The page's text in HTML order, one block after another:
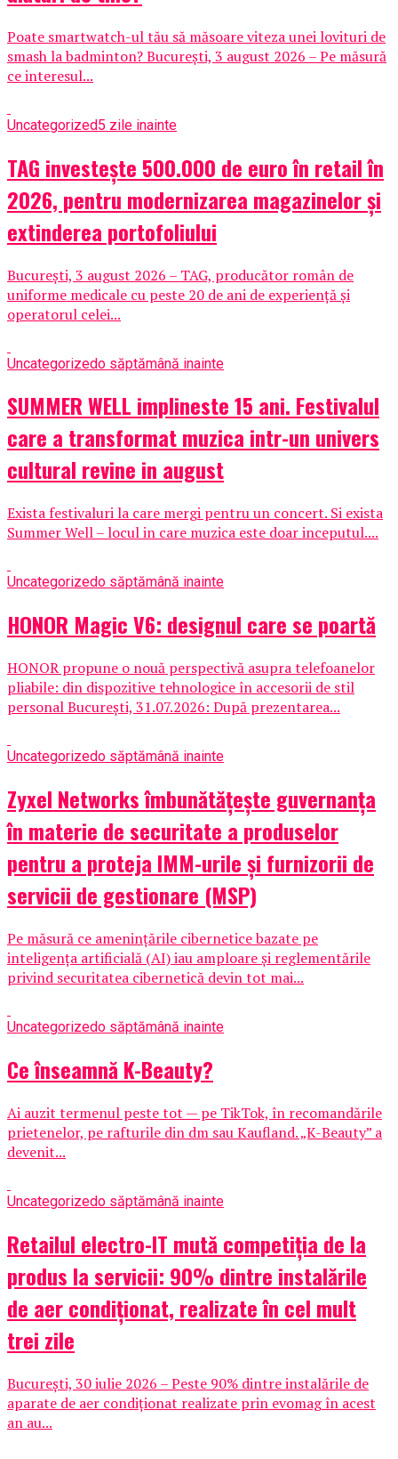
Poate smartwatch-ul tău să măsoare viteza unei lovituri de
smash la badminton? București, 3 august 2026 – Pe măsură
ce interesul...
Uncategorized5 zile inainte
TAG investește 500.000 de euro în retail în
2026, pentru modernizarea magazinelor și
extinderea portofoliului
București, 3 august 2026 – TAG, producător român de
uniforme medicale cu peste 20 de ani de experiență și
operatorul celei...
Uncategorizedo săptămână inainte
SUMMER WELL implineste 15 ani. Festivalul
care a transformat muzica intr-un univers
cultural revine in august
Exista festivaluri la care mergi pentru un concert. Si exista
Summer Well – locul in care muzica este doar inceputul....
Uncategorizedo săptămână inainte
HONOR Magic V6: designul care se poartă
HONOR propune o nouă perspectivă asupra telefoanelor
pliabile: din dispozitive tehnologice în accesorii de stil
personal București, 31.07.2026: După prezentarea...
Uncategorizedo săptămână inainte
Zyxel Networks îmbunătățește guvernanța
în materie de securitate a produselor
pentru a proteja IMM-urile și furnizorii de
servicii de gestionare (MSP)
Pe măsură ce amenințările cibernetice bazate pe
inteligența artificială (AI) iau amploare și reglementările
privind securitatea cibernetică devin tot mai...
Uncategorizedo săptămână inainte
Ce înseamnă K-Beauty?
Ai auzit termenul peste tot — pe TikTok, în recomandările
prietenelor, pe rafturile din dm sau Kaufland. „K-Beauty” a
devenit...
Uncategorizedo săptămână inainte
Retailul electro-IT mută competiția de la
produs la servicii: 90% dintre instalările
de aer condiționat, realizate în cel mult
trei zile
București, 30 iulie 2026 – Peste 90% dintre instalările de
aparate de aer condiționat realizate prin evomag în acest
an au...